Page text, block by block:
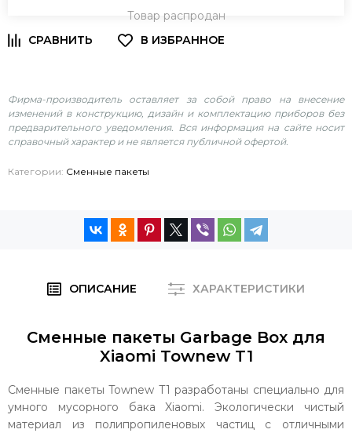
Товар распродан
Фирма-производитель оставляет за собой право на внесение
изменений в конструкцию, дизайн и комплектацию приборов без
предварительного уведомления. Вся информация на сайте носит
справочный характер и не является публичной офертой.
Категории: Сменные пакеты
ОПИСАНИЕ ХАРАКТЕРИСТИКИ
Сменные пакеты Garbage Box для
Xiaomi Townew T1
Сменные пакеты Townew T1 разработаны специально для
умного мусорного бака Xiaomi. Экологически чистый
материал из полипропиленовых частиц с отличными